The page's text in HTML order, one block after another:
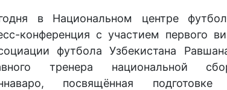
в Национальном центре
конференция с участием первого
футбола Узбекистана
тренера национальной
посвящённая